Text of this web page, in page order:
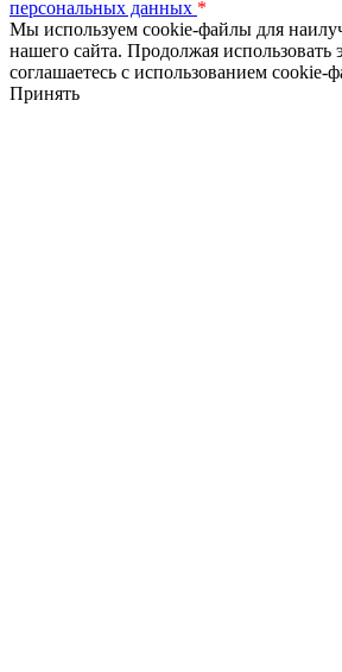
персональных данных *
Мы используем cookie-файлы для
нашего сайта. Продолжая использовать
соглашаетесь с использованием cookie-
Принять